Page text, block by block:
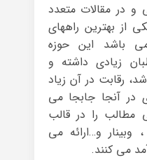
و در مقالات متعدد
از بهترین راههای
باشد این حوزه
زیادی داشته و
رقابت در آن زیاد
در آنجا جابجا می
را در قالب
وبینار و…ارائه می
می کنند.